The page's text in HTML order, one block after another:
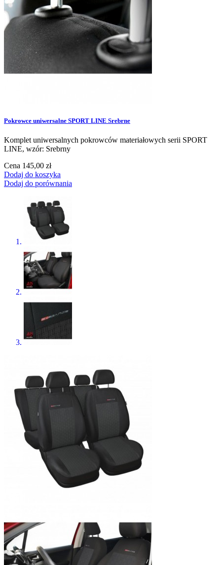
Pokrowce uniwersalne SPORT LINE Srebrne
Komplet uniwersalnych pokrowców materiałowych serii SPORT
LINE, wzór: Srebrny
Cena 145,00 zł
Dodaj do koszyka
Dodaj do porównania